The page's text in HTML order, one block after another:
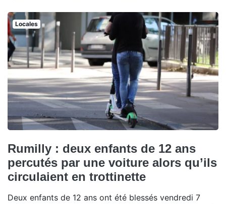
Locales
Rumilly : deux enfants de 12 ans
percutés par une voiture alors qu’ils
circulaient en trottinette
Deux enfants de 12 ans ont été blessés vendredi 7